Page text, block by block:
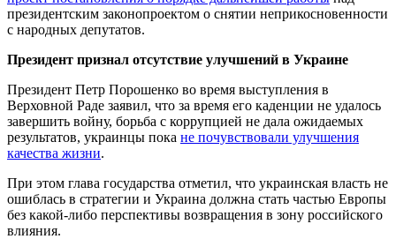
президентским законопроектом о снятии неприкосновенности
с народных депутатов.
Президент признал отсутствие улучшений в Украине
Президент Петр Порошенко во время выступления в
Верховной Раде заявил, что за время его каденции не удалось
завершить войну, борьба с коррупцией не дала ожидаемых
результатов, украинцы пока не почувствовали улучшения
качества жизни.
При этом глава государства отметил, что украинская власть не
ошиблась в стратегии и Украина должна стать частью Европы
без какой-либо перспективы возвращения в зону российского
влияния.